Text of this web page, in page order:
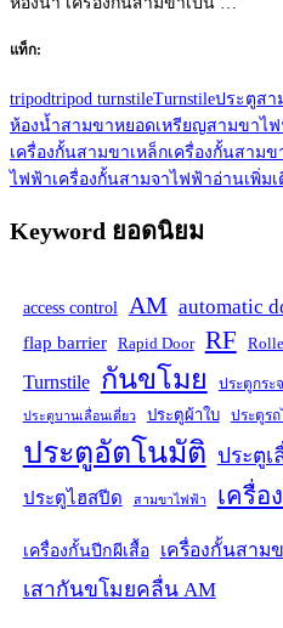
แท็ก:
tripodtripod turnstileTurnstileประตูสา
ห้องน้ำสามขาหยอดเหรียญสามขาไ
เครื่องกั้นสามขาเหล็กเครื่องกั้นสาม
ไฟฟ้าเครื่องกั้นสามจาไฟฟ้าอ่านเพิ่มเ
Keyword ยอดนิยม
access control AM automatic
flap barrier Rapid Door RF
Turnstile กันขโมย ประตูกระ
ประตูบานเลื่อนเดี่ยว ประตูผ้าใบ ประตูร
ประตูอัตโนมัติ ประตู
ประตูไฮสปีด สามขาไฟฟ้า เครื่อ
เครื่องกั้นปีกผีเสื้อ เครื่องกั้นสาม
เสากันขโมยคลื่น AM